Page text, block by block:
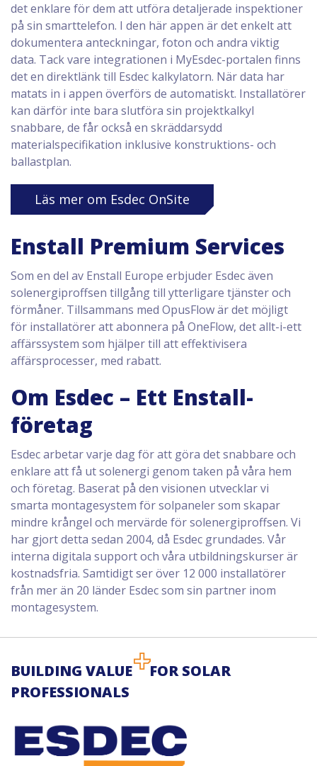
det enklare för dem att utföra detaljerade inspektioner
på sin smarttelefon. I den här appen är det enkelt att
dokumentera anteckningar, foton och andra viktig
data. Tack vare integrationen i MyEsdec-portalen finns
det en direktlänk till Esdec kalkylatorn. När data har
matats in i appen överförs de automatiskt. Installatörer
kan därför inte bara slutföra sin projektkalkyl
snabbare, de får också en skräddarsydd
materialspecifikation inklusive konstruktions- och
ballastplan.
Läs mer om Esdec OnSite
Enstall Premium Services
Som en del av Enstall Europe erbjuder Esdec även
solenergiproffsen tillgång till ytterligare tjänster och
förmåner. Tillsammans med OpusFlow är det möjligt
för installatörer att abonnera på OneFlow, det allt-i-ett
affärssystem som hjälper till att effektivisera
affärsprocesser, med rabatt.
Om Esdec – Ett Enstall-
företag
Esdec arbetar varje dag för att göra det snabbare och
enklare att få ut solenergi genom taken på våra hem
och företag. Baserat på den visionen utvecklar vi
smarta montagesystem för solpaneler som skapar
mindre krångel och mervärde för solenergiproffsen. Vi
har gjort detta sedan 2004, då Esdec grundades. Vår
interna digitala support och våra utbildningskurser är
kostnadsfria. Samtidigt ser över 12 000 installatörer
från mer än 20 länder Esdec som sin partner inom
montagesystem.
BUILDING VALUE
FOR SOLAR
PROFESSIONALS